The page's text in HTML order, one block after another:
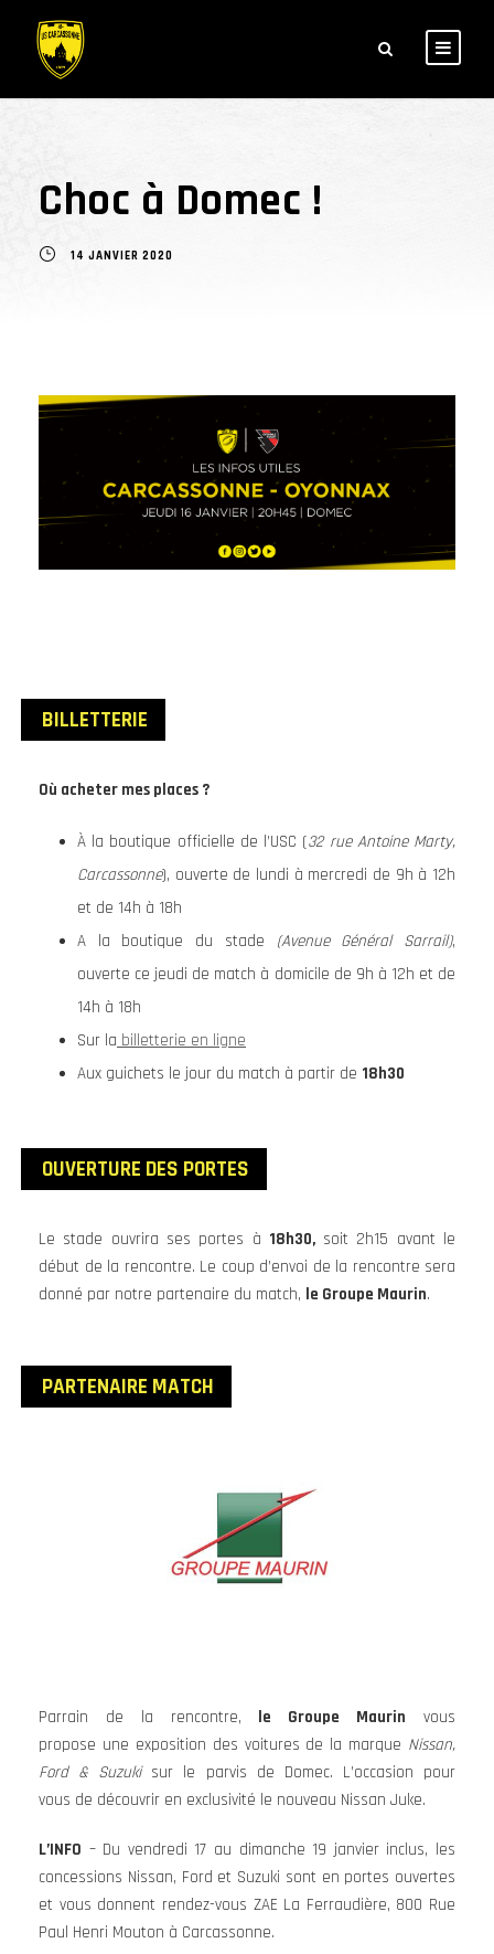
Choc à Domec !
14 JANVIER 2020
BILLETTERIE
Où acheter mes places ?
À la boutique officielle de l’USC (32 rue Antoine Marty,
Carcassonne), ouverte de lundi à mercredi de 9h à 12h
et de 14h à 18h
A la boutique du stade (Avenue Général Sarrail),
ouverte ce jeudi de match à domicile de 9h à 12h et de
14h à 18h
Sur la billetterie en ligne
Aux guichets le jour du match à partir de 18h30
OUVERTURE DES PORTES
Le stade ouvrira ses portes à 18h30,soit 2h15 avant le
début de la rencontre. Le coup d’envoi de la rencontre sera
donné par notre partenaire du match, le Groupe Maurin.
PARTENAIRE MATCH
Parrain de la rencontre, le Groupe Maurin vous
propose une exposition des voitures de la marque Nissan,
Ford & Suzuki sur le parvis de Domec. L’occasion pour
vous de découvrir en exclusivité le nouveau Nissan Juke.
L’INFO – Du vendredi 17 au dimanche 19 janvier inclus, les
concessions Nissan, Ford et Suzuki sont en portes ouvertes
et vous donnent rendez-vous ZAE La Ferraudière, 800 Rue
Paul Henri Mouton à Carcassonne.